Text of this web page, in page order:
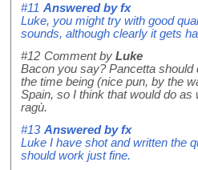
#11 Answered byfx
Luke, you might try with good
sounds, although clearly it gets
#12 Comment by Luke
Bacon you say? Pancetta
the time being (nice pun, by the
Spain, so I think that would do
ragù.
#13 Answered byfx
Luke I have shot and written the
should work just fine.